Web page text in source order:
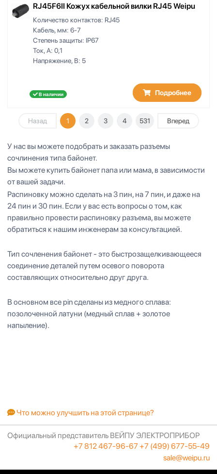
RJ45F6II Кожух кабельной вилки RJ45 Weipu
Количество контактов: RJ45
Кабель, мм: 6-7
Степень защиты: IP67
Ток, А: 0,1
Напряжение, В: 5
В наличии Подробнее
Назад 1 2 3 4 531 Вперед
У нас вы можете подобрать и заказать разъемы
сочлинения типа байонет.
Вы можете купить байонет папа или мама, в зависимости
от вашей задачи.
Распиновку можно сделать на 3 пин, на 7 пин, и даже на
24 пин и 30 пин. Если у вас есть вопросы о том, как
правильно провести распиновку разъема, вы можете
обратиться к нашим инженерам за консультацией.
Тип сочленения байонет - это быстрозащелкивающееся
соединение деталей путем осевого поворота
составляющих относительно друг друга.
В основном все pin сделаны из медного сплава:
позолоченной латуни (медный сплав + золотое
напыление).
Что можно улучшить на этой странице?
Официальный представитель ВЕЙПУ ЭЛЕКТРОПРИБОР
+7 812 467-96-67 +7 (499) 677-55-49
sale@weipu.ru